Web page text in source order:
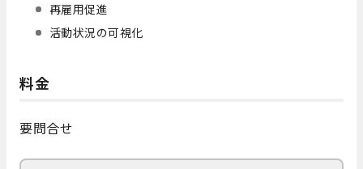
再雇用促進
活動状況の可視化
料金
要問合せ